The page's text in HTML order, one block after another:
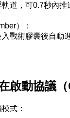
道，可0.7秒內
）：
戰術膠囊後自動
啟動協議
式：